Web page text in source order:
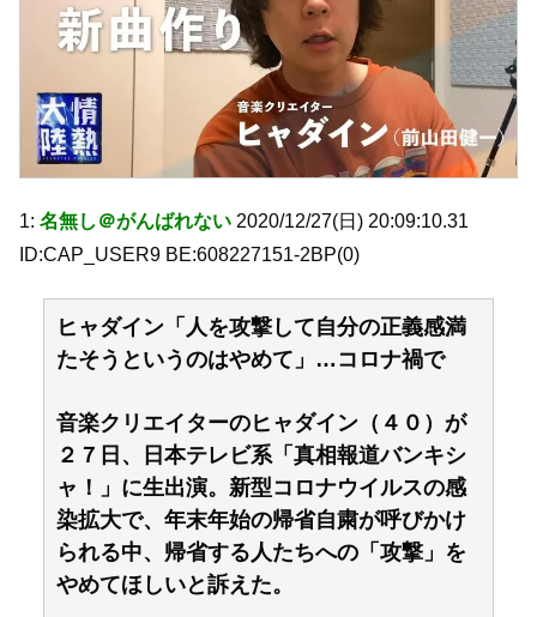
1: 名無し＠がんばれない 2020/12/27(日) 20:09:10.31
ID:CAP_USER9 BE:608227151-2BP(0)
ヒャダイン「人を攻撃して自分の正義感満
たそうというのはやめて」…コロナ禍で
音楽クリエイターのヒャダイン（４０）が
２７日、日本テレビ系「真相報道バンキシ
ャ！」に生出演。新型コロナウイルスの感
染拡大で、年末年始の帰省自粛が呼びかけ
られる中、帰省する人たちへの「攻撃」を
やめてほしいと訴えた。